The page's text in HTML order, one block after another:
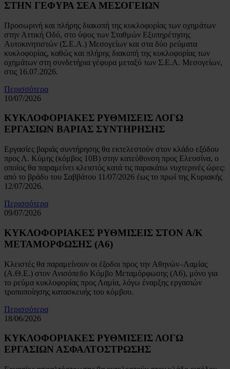
ΣΤΗΝ ΓΕΦΥΡΑ ΣΕΑ ΜΕΣΟΓΕΙΩΝ
Προσωρινή και πλήρης διακοπή της κυκλοφορίας των οχημάτων
στην Αττική Οδό, στο ύψος των Σταθμών Εξυπηρέτησης
Αυτοκινητιστών (Σ.Ε.Α.) Μεσογείων και στα δύο ρεύματα
κυκλοφορίας, καθώς και πλήρης διακοπή της κυκλοφορίας των
οχημάτων στη συνδετήρια γέφυρα μεταξύ των Σ.Ε.Α. Μεσογείων,
στις 16.07.2026.
Περισσότερα
10/07/2026
ΚΥΚΛΟΦΟΡΙΑΚΕΣ ΡΥΘΜΙΣΕΙΣ ΛΟΓΩ
ΕΡΓΑΣΙΩΝ ΒΑΡΙΑΣ ΣΥΝΤΗΡΗΣΗΣ
Εργασίες βαριάς συντήρησης θα εκτελεστούν στον κλάδο εξόδου
προς Λ. Κύμης (κόμβος 10Β) στην κατεύθυνση προς Ελευσίνα, ο
οποίος θα παραμείνει κλειστός κατά τις παρακάτω νυχτερινές ώρες:
από το βράδυ του Σαββάτου 11/07/2026 έως το πρωί της Κυριακής
12/07/2026.
Περισσότερα
09/07/2026
ΚΥΚΛΟΦΟΡΙΑΚΕΣ ΡΥΘΜΙΣΕΙΣ ΣΤΟΝ Α/Κ
ΜΕΤΑΜΟΡΦΩΣΗΣ (Α6)
Κλειστές θα παραμείνουν οι έξοδοι προς την Αθηνών–Λαμίας
(Α.Θ.Ε.) στον Ανισόπεδο Κόμβο Μεταμόρφωσης (Α6), μόνο για
το ρεύμα κυκλοφορίας προς Λαμία, λόγω έναρξης εργασιών
τροποποίησης κατασκευής του κόμβου.
Περισσότερα
18/06/2026
ΚΥΚΛΟΦΟΡΙΑΚΕΣ ΡΥΘΜΙΣΕΙΣ ΛΟΓΩ
ΕΡΓΑΣΙΩΝ ΑΣΦΑΛΤΟΣΤΡΩΣΗΣ